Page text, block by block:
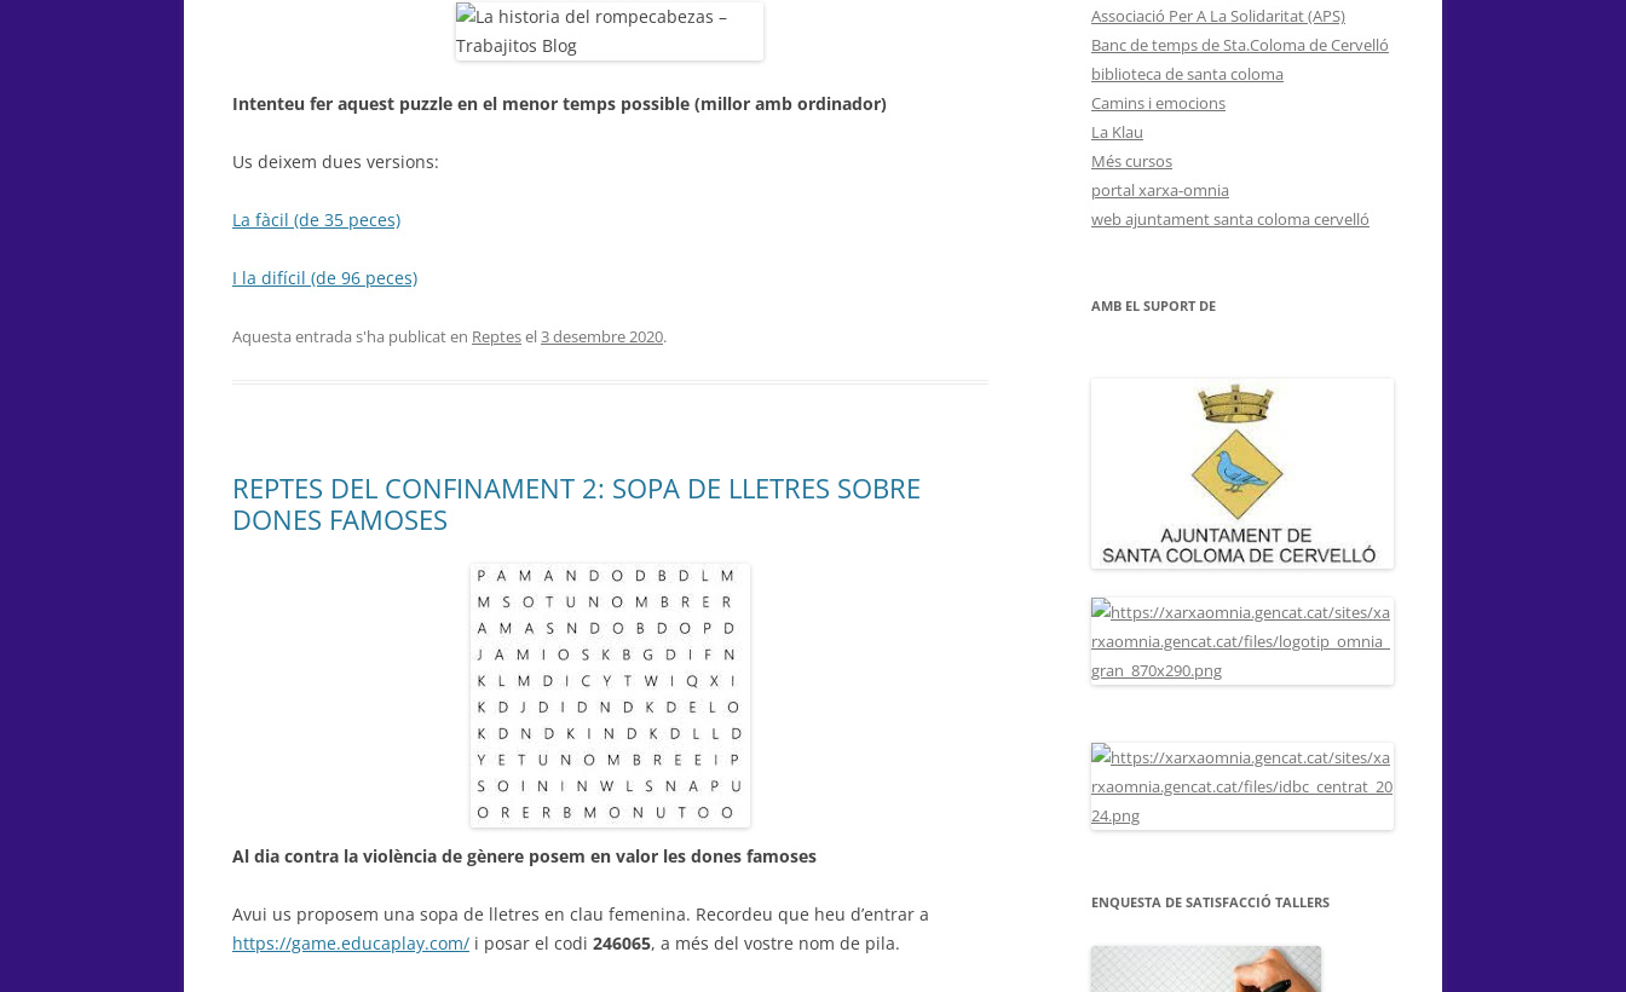
Intenteu fer aquest puzzle en el menor temps possible (millor amb ordinador)
Us deixem dues versions:
La fàcil (de 35 peces)
I la difícil (de 96 peces)
Aquesta entrada s'ha publicat en Reptesel3 desembre 2020.
REPTES DEL CONFINAMENT 2: SOPA DE LLETRES SOBRE
DONES FAMOSES
Al dia contra la violència de gènere posem en valor les dones famoses
Avui us proposem una sopa de lletres en clau femenina. Recordeu que heu d’entrar a
https://game.educaplay.com/ i posar el codi 246065, a més del vostre nom de pila.
Associació Per A La Solidaritat (APS)
Banc de temps de Sta.Coloma de Cervelló
biblioteca de santa coloma
Camins i emocions
La Klau
Més cursos
portal xarxa-omnia
web ajuntament santa coloma cervelló
AMB EL SUPORT DE
ENQUESTA DE SATISFACCIÓ TALLERS